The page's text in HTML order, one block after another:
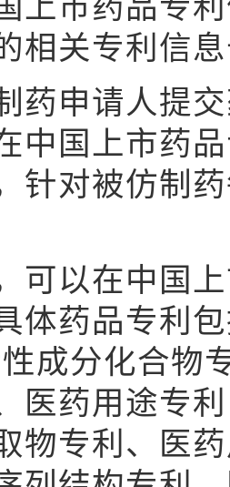
上市药品专
相关专利信
申请人提交
中国上市药
针对被仿制
以在中国上
体药品专利
成分化合物
医药用途专
物专利、医